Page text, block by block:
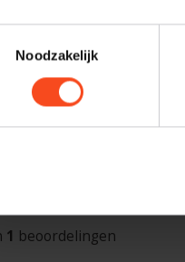
Noodzakelijk
750W
320 x
1 beoordelingen